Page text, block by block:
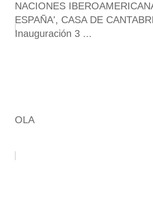
NACIONES
ESPAÑA', CASA DE
Inauguración 3 ...
OLA